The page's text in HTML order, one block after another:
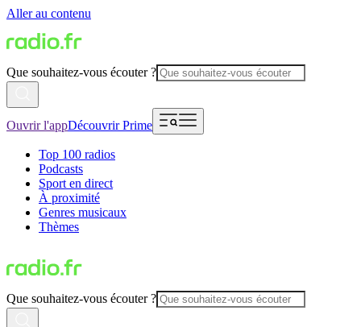
Aller au contenu
Que souhaitez-vous écouter ?
Ouvrir l'appDécouvrir Prime
Top 100 radios
Podcasts
Sport en direct
À proximité
Genres musicaux
Thèmes
Que souhaitez-vous écouter ?